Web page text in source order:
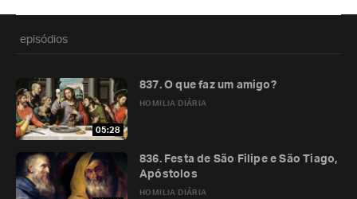
episódios
05:28
HOMILIA DIÁRIA
837. O que faz um amigo?
HOMILIA DIÁRIA
836. Festa de São Filipe e São Tiago,
Apóstolos